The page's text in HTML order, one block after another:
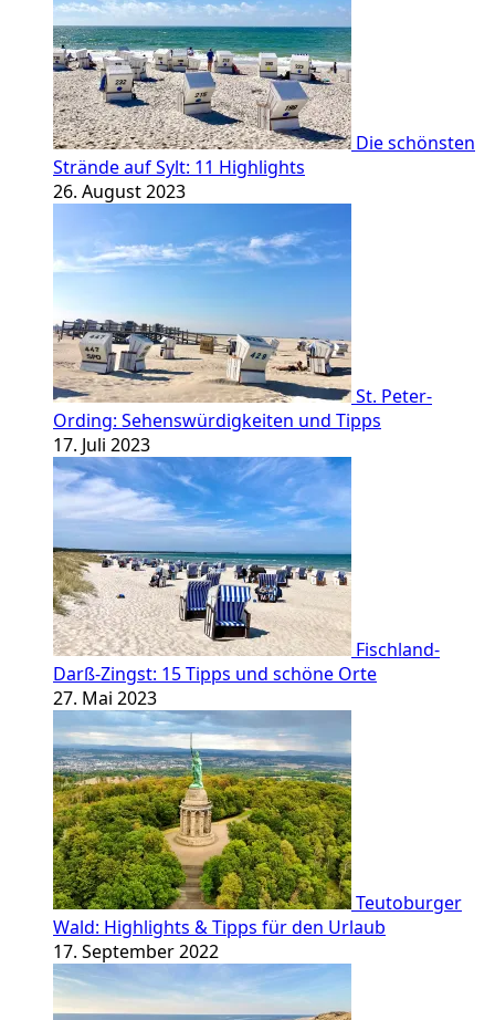
Die schönsten
Strände auf Sylt: 11 Highlights
26. August 2023
St. Peter-
Ording: Sehenswürdigkeiten und Tipps
17. Juli 2023
Fischland-
Darß-Zingst: 15 Tipps und schöne Orte
27. Mai 2023
Teutoburger
Wald: Highlights & Tipps für den Urlaub
17. September 2022